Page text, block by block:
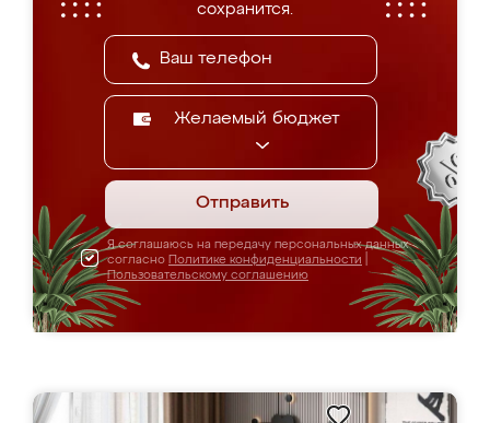
сохранится.
Желаемый бюджет
Отправить
Я соглашаюсь на передачу персональных данных
согласно Политике конфиденциальности
Пользовательскому соглашению